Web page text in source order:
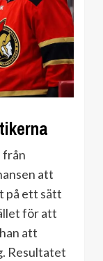
från
att
på ett sätt
för att
att
Resultatet